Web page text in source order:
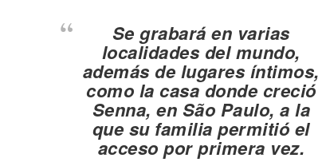
Se grabará en varias
localidades del mundo,
además de lugares íntimos,
como la casa donde creció
Senna, en São Paulo, a la
que su familia permitió el
acceso por primera vez.